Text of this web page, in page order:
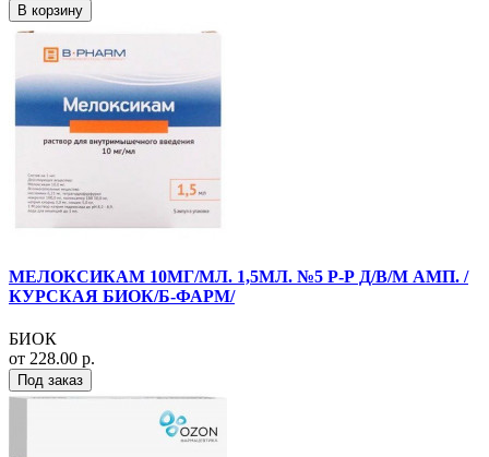
В корзину
МЕЛОКСИКАМ 10МГ/МЛ. 1,5МЛ. №5 Р-Р Д/В/М АМП. /
КУРСКАЯ БИОК/Б-ФАРМ/
БИОК
от 228.00 р.
Под заказ